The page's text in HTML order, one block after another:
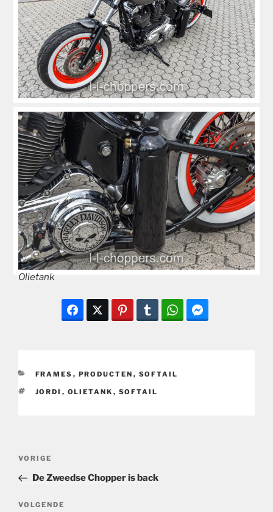
Olietank
CATEGORIEËN
FRAMES , PRODUCTEN , SOFTAIL
TAGS
JORDI , OLIETANK , SOFTAIL
Bericht
Vorig
bericht
VORIGE
De Zweedse Chopper is back
Volgend
VOLGENDE